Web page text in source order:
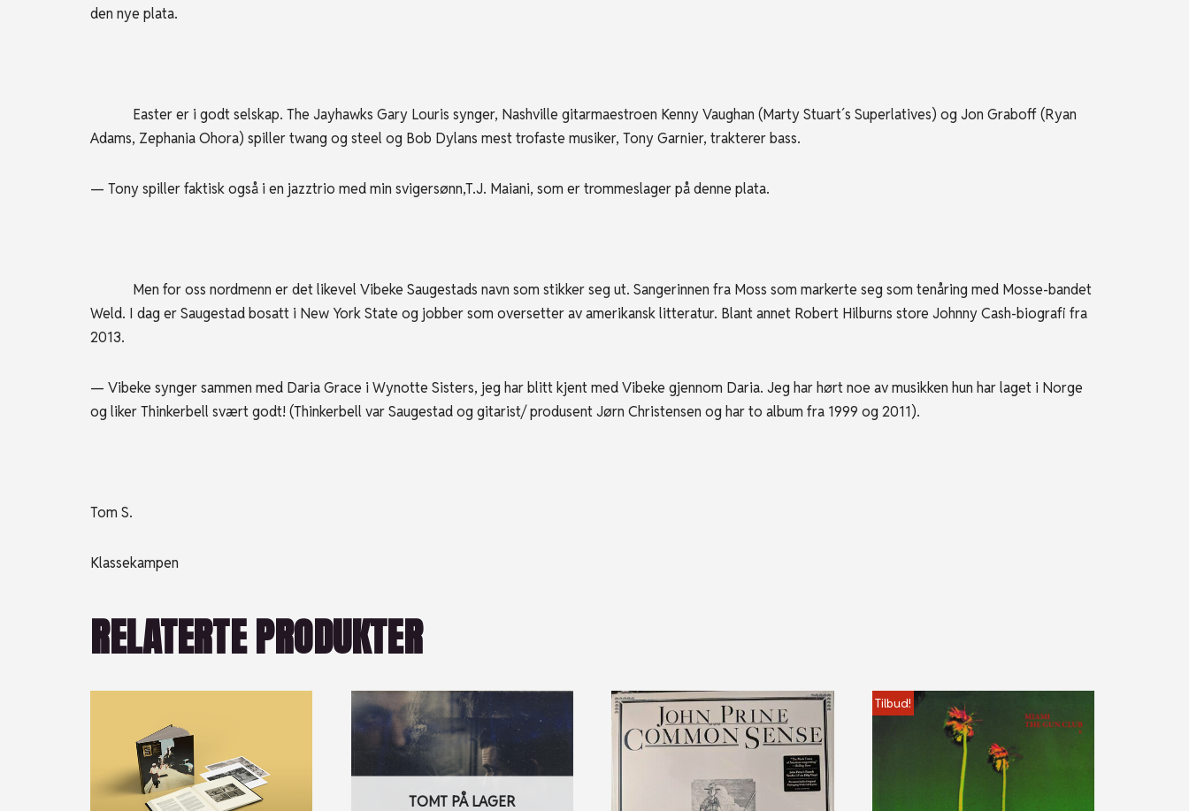
den nye plata.
Easter er i godt selskap. The Jayhawks Gary Louris synger, Nashville gitarmaestroen Kenny Vaughan (Marty Stuart´s Superlatives) og Jon Graboff (Ryan
Adams, Zephania Ohora) spiller twang og steel og Bob Dylans mest trofaste musiker, Tony Garnier, trakterer bass.
— Tony spiller faktisk også i en jazztrio med min svigersønn,T.J. Maiani, som er trommeslager på denne plata.
Men for oss nordmenn er det likevel Vibeke Saugestads navn som stikker seg ut. Sangerinnen fra Moss som markerte seg som tenåring med Mosse-bandet
Weld. I dag er Saugestad bosatt i New York State og jobber som oversetter av amerikansk litteratur. Blant annet Robert Hilburns store Johnny Cash-biografi fra
2013.
— Vibeke synger sammen med Daria Grace i Wynotte Sisters, jeg har blitt kjent med Vibeke gjennom Daria. Jeg har hørt noe av musikken hun har laget i Norge
og liker Thinkerbell svært godt! (Thinkerbell var Saugestad og gitarist/ produsent Jørn Christensen og har to album fra 1999 og 2011).
Tom S.
Klassekampen
RELATERTE PRODUKTER
TOMT PÅ LAGER
Tilbud!